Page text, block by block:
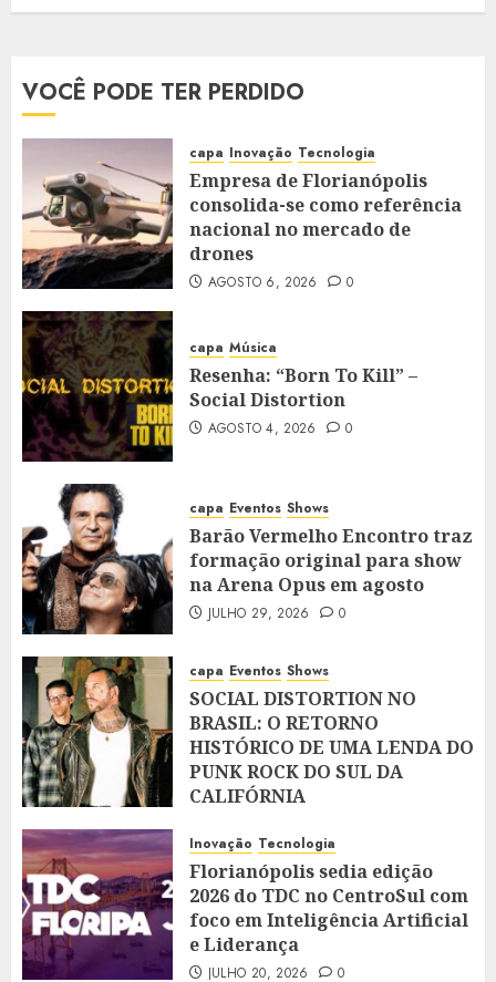
VOCÊ PODE TER PERDIDO
capa Inovação Tecnologia
Empresa de Florianópolis
consolida-se como referência
nacional no mercado de
drones
AGOSTO 6, 2026 0
capa Música
Resenha: “Born To Kill” –
Social Distortion
AGOSTO 4, 2026 0
capa Eventos Shows
Barão Vermelho Encontro traz
formação original para show
na Arena Opus em agosto
JULHO 29, 2026 0
capa Eventos Shows
SOCIAL DISTORTION NO
BRASIL: O RETORNO
HISTÓRICO DE UMA LENDA DO
PUNK ROCK DO SUL DA
CALIFÓRNIA
Inovação Tecnologia
Florianópolis sedia edição
2026 do TDC no CentroSul com
foco em Inteligência Artificial
e Liderança
JULHO 20, 2026 0